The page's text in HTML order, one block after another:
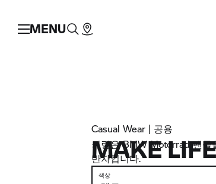
MENU
Casual Wear | 공용
MAKE
키링은BMW Motorrad팬들
반자입니다.
색상